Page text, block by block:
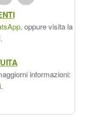
, oppure visita la
.
informazioni:
.